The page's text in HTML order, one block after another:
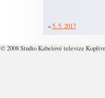
«5. 5. 2017
© 2008 Studio Kabelové televize